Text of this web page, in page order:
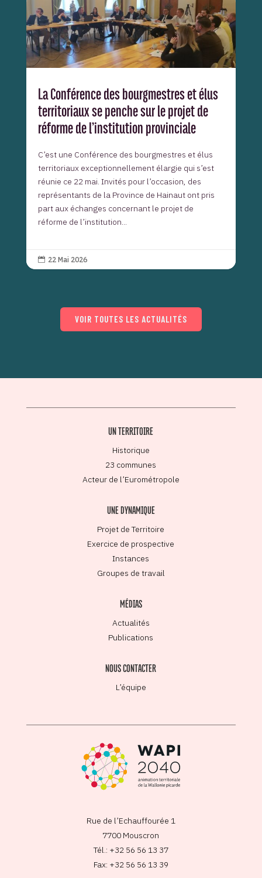
La Conférence des bourgmestres et élus
territoriaux se penche sur le projet de
réforme de l’institution provinciale
C’est une Conférence des bourgmestres et élus
territoriaux exceptionnellement élargie qui s’est
réunie ce 22 mai. Invités pour l’occasion, des
représentants de la Province de Hainaut ont pris
part aux échanges concernant le projet de
réforme de l’institution...
 22 Mai 2026
VOIR TOUTES LES ACTUALITÉS
UN TERRITOIRE
Historique
23 communes
Acteur de l’Eurométropole
UNE DYNAMIQUE
Projet de Territoire
Exercice de prospective
Instances
Groupes de travail
MÉDIAS
Actualités
Publications
NOUS CONTACTER
L’équipe
Rue de l’Echauffourée 1
7700 Mouscron
Tél.: +32 56 56 13 37
Fax: +32 56 56 13 39